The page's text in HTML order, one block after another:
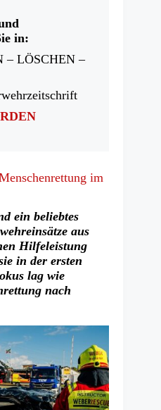
in:
– LÖSCHEN –
im
ein beliebtes
aus
Hilfeleistung
in der ersten
lag wie
nach